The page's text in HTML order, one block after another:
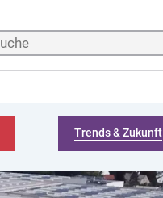
Trends & Zukunft